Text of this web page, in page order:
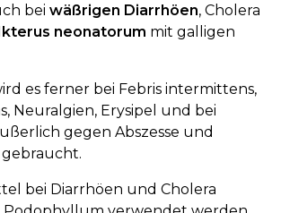
bei wäßrigen Diarrhöen, Cholera
neonatorum mit galligen
es ferner bei Febris intermittens,
Neuralgien, Erysipel und bei
gegen Abszesse und
bei Diarrhöen und Cholera